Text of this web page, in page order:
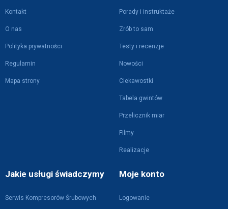
Kontakt
O nas
Polityka prywatności
Regulamin
Mapa strony
Porady i instruktaże
Zrób to sam
Testy i recenzje
Nowości
Ciekawostki
Tabela gwintów
Przelicznik miar
Filmy
Realizacje
Jakie usługi świadczymy
Serwis Kompresorów Śrubowych
Moje konto
Logowanie